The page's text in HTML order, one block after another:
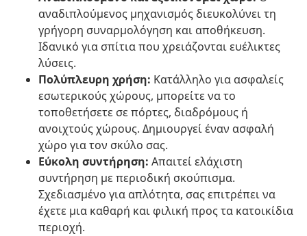
αναδιπλούμενος μηχανισμός διευκολύνει τη
γρήγορη συναρμολόγηση και αποθήκευση.
Ιδανικό για σπίτια που χρειάζονται ευέλικτες
λύσεις.
Πολύπλευρη χρήση: Κατάλληλο για ασφαλείς
εσωτερικούς χώρους, μπορείτε να το
τοποθετήσετε σε πόρτες, διαδρόμους ή
ανοιχτούς χώρους. Δημιουργεί έναν ασφαλή
χώρο για τον σκύλο σας.
Εύκολη συντήρηση: Απαιτεί ελάχιστη
συντήρηση με περιοδική σκούπισμα.
Σχεδιασμένο για απλότητα, σας επιτρέπει να
έχετε μια καθαρή και φιλική προς τα κατοικίδια
περιοχή.